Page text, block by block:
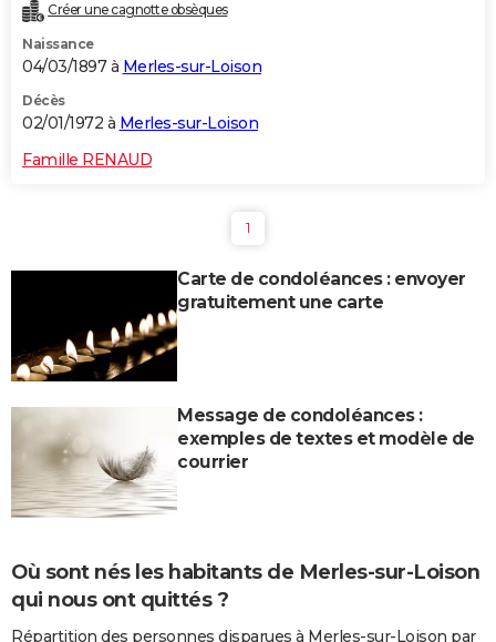
Créer une cagnotte obsèques
Naissance
04/03/1897 à Merles-sur-Loison
Décès
02/01/1972 à Merles-sur-Loison
Famille RENAUD
1
Carte de condoléances : envoyer
gratuitement une carte
Message de condoléances :
exemples de textes et modèle de
courrier
Où sont nés les habitants de Merles-sur-Loison
qui nous ont quittés ?
Répartition des personnes disparues à Merles-sur-Loison par